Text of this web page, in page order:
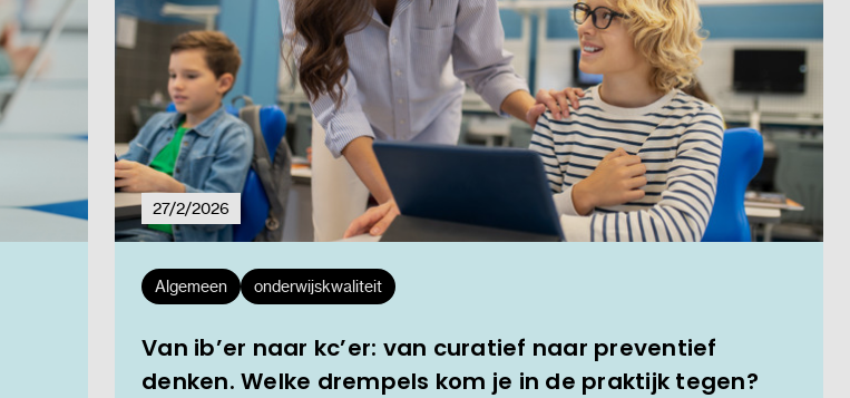
27/2/2026
Algemeen onderwijskwaliteit
Van ib’er naar kc’er: van curatief naar preventief
denken. Welke drempels kom je in de praktijk tegen?